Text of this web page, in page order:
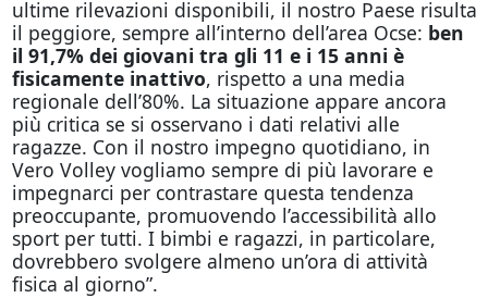
ultime rilevazioni disponibili, il nostro Paese risulta
il peggiore, sempre all’interno dell’area Ocse: ben
il 91,7% dei giovani tra gli 11 e i 15 anni è
fisicamente inattivo, rispetto a una media
regionale dell’80%. La situazione appare ancora
più critica se si osservano i dati relativi alle
ragazze. Con il nostro impegno quotidiano, in
Vero Volley vogliamo sempre di più lavorare e
impegnarci per contrastare questa tendenza
preoccupante, promuovendo l’accessibilità allo
sport per tutti. I bimbi e ragazzi, in particolare,
dovrebbero svolgere almeno un’ora di attività
fisica al giorno”.